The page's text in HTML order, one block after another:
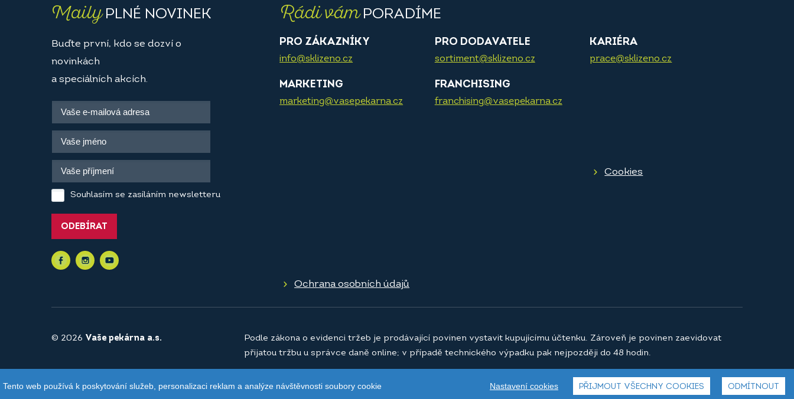
MailyPLNÉ NOVINEK
Buďte první, kdo se dozví o
novinkách
a speciálních akcích.
Souhlasím se zasíláním newsletteru
ODEBÍRAT
Rádi vámPORADÍME
PRO ZÁKAZNÍKY
info@sklizeno.cz
PRO DODAVATELE
sortiment@sklizeno.cz
KARIÉRA
prace@sklizeno.cz
MARKETING
marketing@vasepekarna.cz
FRANCHISING
franchising@vasepekarna.cz
Cookies
Ochrana osobních údajů
© 2026 Vaše pekárna a.s.
Podle zákona o evidenci tržeb je prodávající povinen vystavit kupujícímu účtenku. Zároveň je povinen zaevidovat
přijatou tržbu u správce daně online; v případě technického výpadku pak nejpozději do 48 hodin.
Tento web používá k poskytování služeb, personalizaci reklam a analýze návštěvnosti soubory cookie Nastavení cookies PŘIJMOUT VŠECHNY COOKIES ODMÍTNOUT